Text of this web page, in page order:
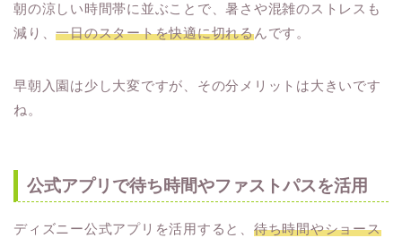
朝の涼しい時間帯に並ぶことで、暑さや混雑のストレスも
減り、一日のスタートを快適に切れるんです。
早朝入園は少し大変ですが、その分メリットは大きいです
ね。
公式アプリで待ち時間やファストパスを活用
ディズニー公式アプリを活用すると、 待ち時間やショース